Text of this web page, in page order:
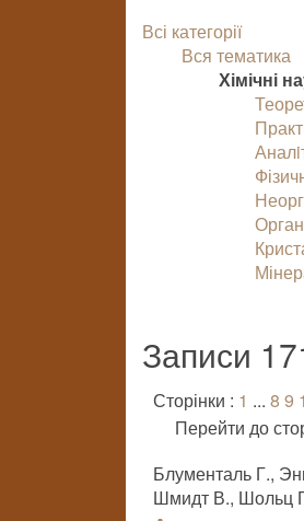
Всі категорії
Вся тематика
Хімічні
Записи
Сторінки : 1 ... 8 9
Перейти до
Блументаль Г.,
Шмидт В., Шольц